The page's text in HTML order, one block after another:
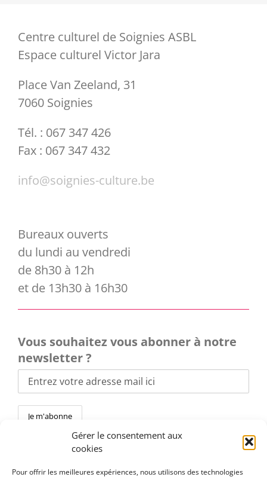
Gérer le consentement aux
cookies
Pour offrir les meilleures expériences, nous utilisons des technologies
Centre culturel de Soignies ASBL
Espace culturel Victor Jara
Place Van Zeeland, 31
7060 Soignies
Tél. : 067 347 426
Fax : 067 347 432
info@soignies-culture.be
Bureaux ouverts
du lundi au vendredi
de 8h30 à 12h
et de 13h30 à 16h30
Vous souhaitez vous abonner à notre
newsletter ?